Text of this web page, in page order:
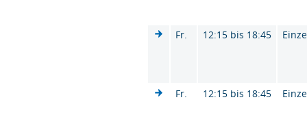
Fr. 12:15 bis 18:45
Fr. 12:15 bis 18:45